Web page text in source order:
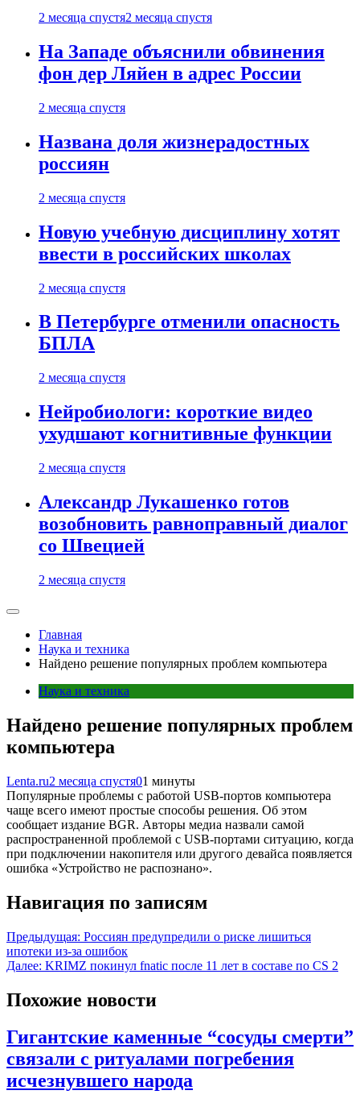
2 месяца спустя2 месяца спустя
На Западе объяснили обвинения
фон дер Ляйен в адрес России
2 месяца спустя
Названа доля жизнерадостных
россиян
2 месяца спустя
Новую учебную дисциплину хотят
ввести в российских школах
2 месяца спустя
В Петербурге отменили опасность
БПЛА
2 месяца спустя
Нейробиологи: короткие видео
ухудшают когнитивные функции
2 месяца спустя
Александр Лукашенко готов
возобновить равноправный диалог
со Швецией
2 месяца спустя
Главная
Наука и техника
Найдено решение популярных проблем компьютера
Наука и техника
Найдено решение популярных проблем
компьютера
Lenta.ru2 месяца спустя01 минуты
Популярные проблемы с работой USB-портов компьютера
чаще всего имеют простые способы решения. Об этом
сообщает издание BGR. Авторы медиа назвали самой
распространенной проблемой с USB-портами ситуацию, когда
при подключении накопителя или другого девайса появляется
ошибка «Устройство не распознано».
Навигация по записям
Предыдущая: Россиян предупредили о риске лишиться
ипотеки из-за ошибок
Далее: KRIMZ покинул fnatic после 11 лет в составе по CS 2
Похожие новости
Гигантские каменные “сосуды смерти”
связали с ритуалами погребения
исчезнувшего народа